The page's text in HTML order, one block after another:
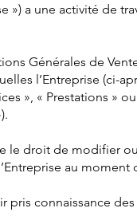
») a une activité de
Générales de
l’Entreprise (ci-
», « Prestations »
le droit de modifier
au moment
pris connaissance